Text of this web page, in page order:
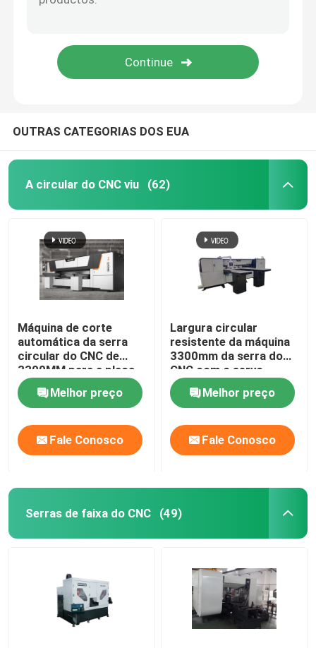
OUTRAS CATEGORIAS DOS EUA
A circular do CNC viu (62)
Máquina de corte
automática da serra
circular do CNC de
3300MM para a placa
de cobre que vê HL-
10CNCMelhor preço
Fale Conosco
Largura circular
resistente da máquina
3300mm da serra do
CNC com o servo
motor 3 de
alimentaçãoMelhor preço
Fale Conosco
Serras de faixa do CNC (49)